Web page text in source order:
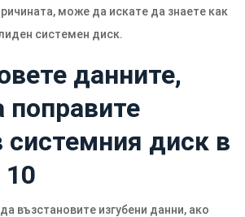
може да искате да знаете как
системен диск.
данните,
поправите
системния диск в
възстановите изгубени данни, ако